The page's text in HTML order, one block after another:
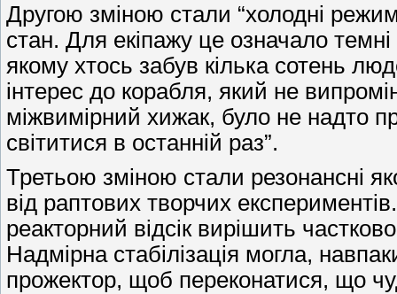
Другою зміною стали “холодні
стан. Для екіпажу це означало
якому хтось забув кілька сотень
інтерес до корабля, який не
міжвимірний хижак, було не надто
світитися в останній раз”.
Третьою зміною стали резонансні
від раптових творчих
реакторний відсік вирішить
Надмірна стабілізація могла,
прожектор, щоб переконатися, що